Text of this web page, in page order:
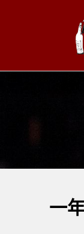
一